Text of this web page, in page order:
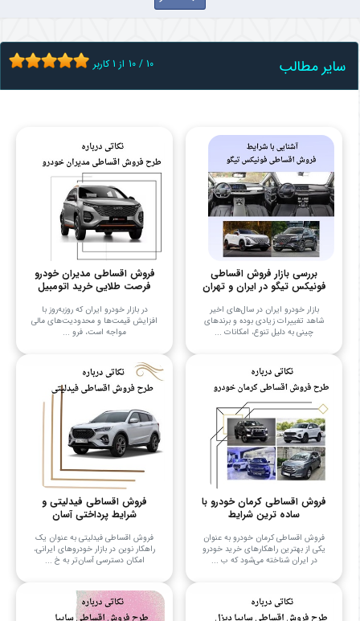
سایر مطالب 10 / 10 از 1کاربر
بررسی بازار فروش اقساطی
فونیکس تیگو در ایران و تهران
بازار خودرو ایران در سال‌های اخیر
شاهد تغییرات زیادی بوده و برندهای
چینی به دلیل تنوع، امکانات ...
فروش اقساطی مدیران خودرو
فرصت طلایی خرید اتومبیل
در بازار خودرو ایران که روزبه‌روز با
افزایش قیمت‌ها و محدودیت‌های مالی
مواجه است، فرو ...
فروش اقساطی کرمان خودرو با
ساده ترین شرایط
فروش اقساطی کرمان خودرو به عنوان
یکی از بهترین راهکارهای خرید خودرو
در ایران شناخته می‌شود که ب ...
فروش اقساطی فیدلیتی و
شرایط پرداختی آسان
فروش اقساطی فیدلیتی به عنوان یک
راهکار نوین در بازار خودروهای ایرانی،
امکان دسترسی آسان‌تر به خ ...